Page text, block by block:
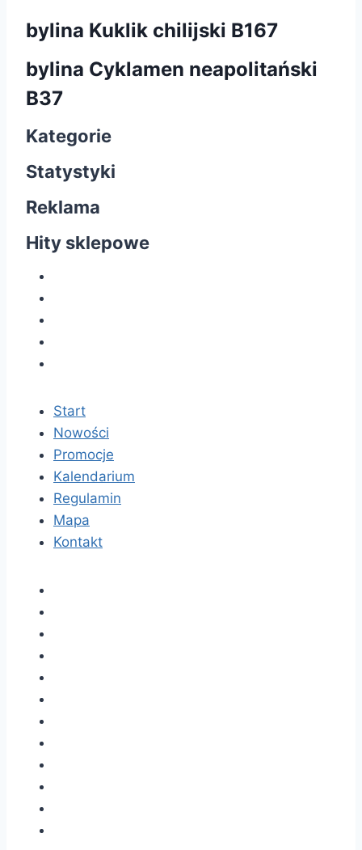
bylina Kuklik chilijski B167
bylina Cyklamen neapolitański
B37
Kategorie
Statystyki
Reklama
Hity sklepowe
Start
Nowości
Promocje
Kalendarium
Regulamin
Mapa
Kontakt